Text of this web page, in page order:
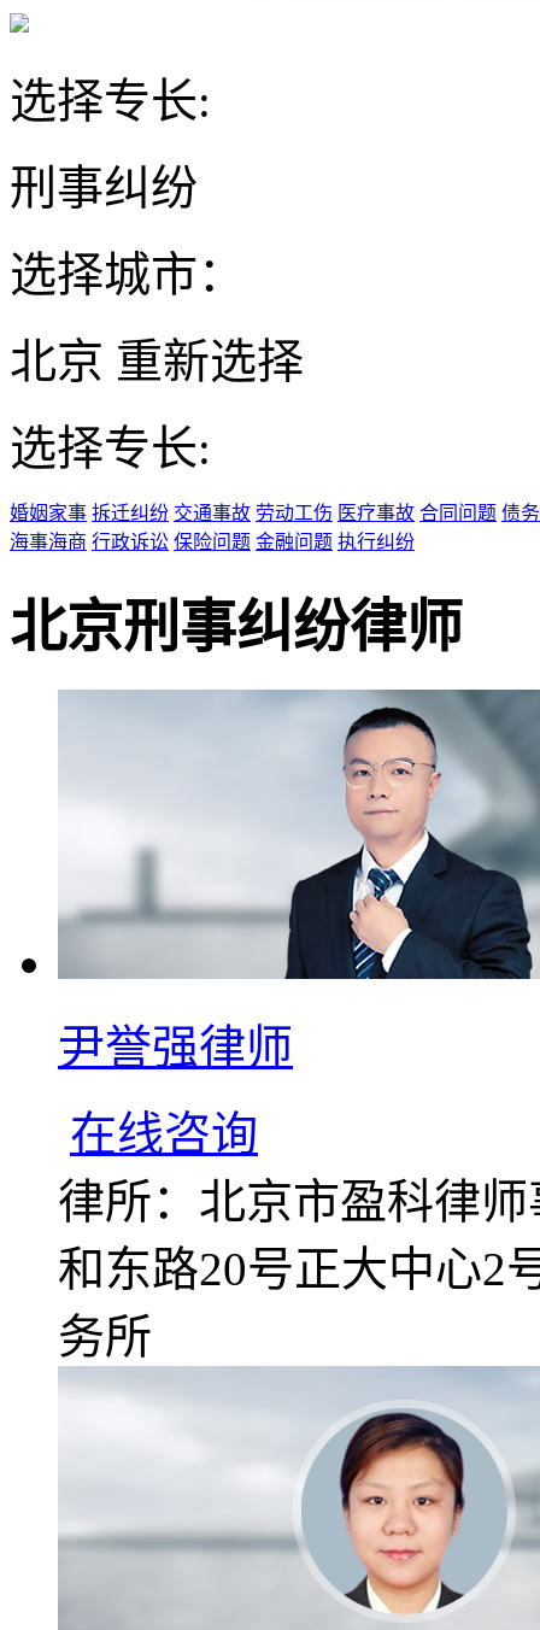
选择专长:
刑事纠纷
选择城市：
北京 重新选择
选择专长:
婚姻家事 拆迁纠纷 交通事故 劳动工伤 医疗事故 合同问题 债
海事海商 行政诉讼 保险问题 金融问题 执行纠纷
北京刑事纠纷律师
尹誉强律师
在线咨询
律所：北京市盈科律
和东路20号正大中心2
务所